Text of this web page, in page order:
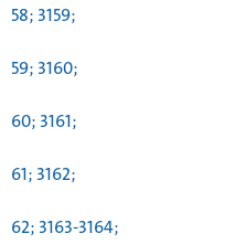
58; 3159;
59; 3160;
60; 3161;
61; 3162;
62; 3163-3164;